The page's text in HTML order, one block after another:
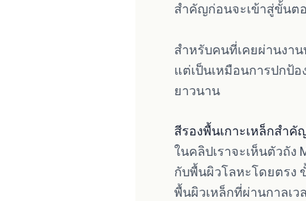
สำคัญก่อนจะเข้าสู่ขั้นต
สำหรับคนที่เคยผ่านงา
แต่เป็นเหมือนการปกป้อ
ยาวนาน
สีรองพื้นเกาะเหล็กสำคั
ในคลิปเราจะเห็นตัวถัง
กับพื้นผิวโลหะโดยตรง
พื้นผิวเหล็กที่ผ่านกาลเว